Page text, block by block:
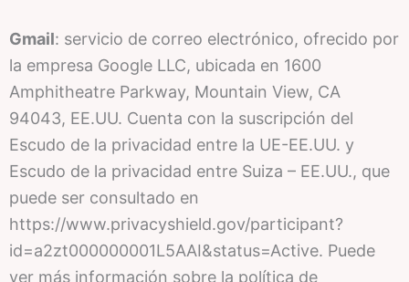
Gmail: servicio de correo electrónico, ofrecido por
la empresa Google LLC, ubicada en 1600
Amphitheatre Parkway, Mountain View, CA
94043, EE.UU. Cuenta con la suscripción del
Escudo de la privacidad entre la UE-EE.UU. y
Escudo de la privacidad entre Suiza – EE.UU., que
puede ser consultado en
https://www.privacyshield.gov/participant?
id=a2zt000000001L5AAI&status=Active. Puede
ver más información sobre la política de